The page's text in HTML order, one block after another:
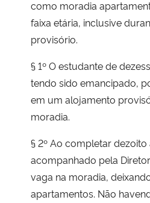
como moradia
faixa etária, inclusive
provisório.
§ 1º O estudante de
tendo sido emancipado,
em um alojamento
moradia.
§ 2º Ao completar
acompanhado pela
vaga na moradia,
apartamentos. Não